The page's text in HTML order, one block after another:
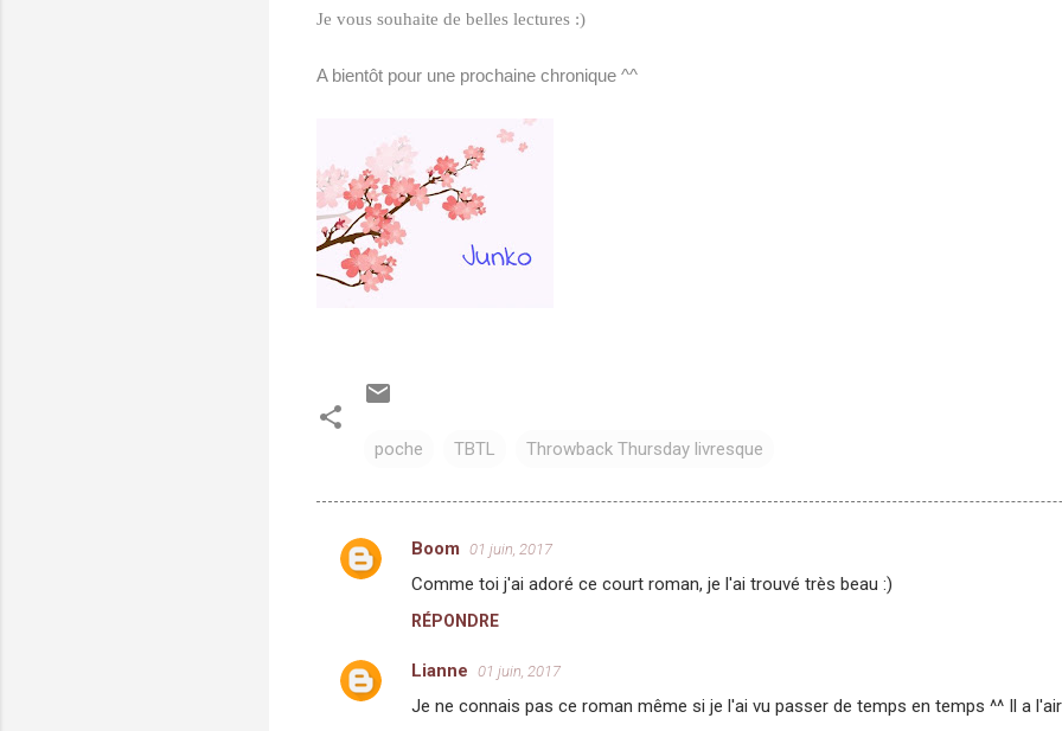
Je vous souhaite de belles lectures :)
A bientôt pour une prochaine chronique ^^
poche TBTL Throwback Thursday livresque
C
m
e
Boom 01 juin, 2017
Comme toi j'ai adoré ce court roman, je l'ai trouvé très beau :)
RÉPONDRE
Lianne 01 juin, 2017
Je ne connais pas ce roman même si je l'ai vu passer de temps en temps ^^ Il a